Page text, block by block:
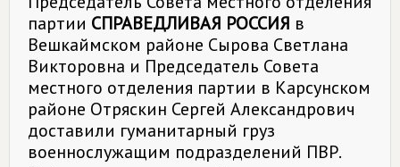
партии СПРАВЕДЛИВАЯ РОССИЯ в
Вешкаймском районе Сырова Светлана
Викторовна и Председатель Совета
местного отделения партии в Карсунском
районе Отряскин Сергей Александрович
доставили гуманитарный груз
военнослужащим подразделений ПВР.